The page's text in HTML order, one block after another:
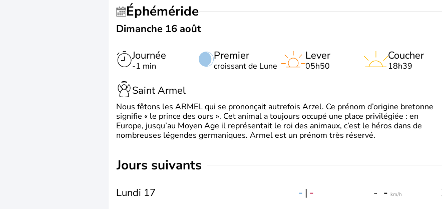
Éphéméride
Dimanche 16 août
Journée
-1 min
Premier
croissant de Lune
Lever
05h50
Coucher
18h39
Saint Armel
Nous fêtons les ARMEL qui se prononçait autrefois Arzel. Ce prénom d’origine bretonne
signifie « le prince des ours ». Cet animal a toujours occupé une place privilégiée : en
Europe, jusqu’au Moyen Age il représentait le roi des animaux, c’est le héros dans de
nombreuses légendes germaniques. Armel est un prénom très réservé.
jours suivants
Lundi 17 - | - - - km/h